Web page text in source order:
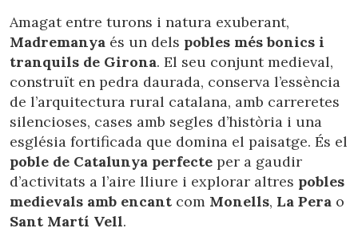
Amagat entre turons i natura exuberant,
Madremanya és un dels pobles més bonics i
tranquils de Girona. El seu conjunt medieval,
construït en pedra daurada, conserva l’essència
de l’arquitectura rural catalana, amb carreretes
silencioses, cases amb segles d’història i una
església fortificada que domina el paisatge. És el
poble de Catalunya perfecte per a gaudir
d’activitats a l’aire lliure i explorar altres pobles
medievals amb encant com Monells, La Pera o
Sant Martí Vell.